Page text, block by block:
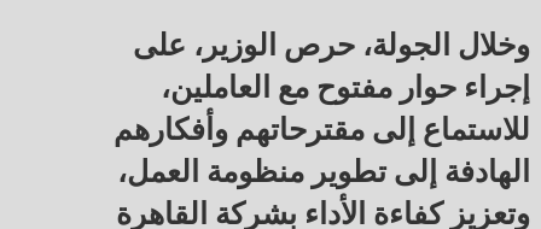
وخلال الجولة، حرص الوزير، على
إجراء حوار مفتوح مع العاملين،
للاستماع إلى مقترحاتهم وأفكارهم
الهادفة إلى تطوير منظومة العمل،
وتعزيز كفاءة الأداء بشركة القاهرة